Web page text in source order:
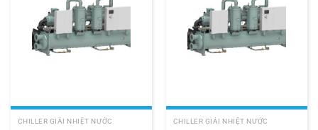
CHILLER GIẢI NHIỆT NƯỚC CHILLER GIẢI NHIỆT NƯỚC